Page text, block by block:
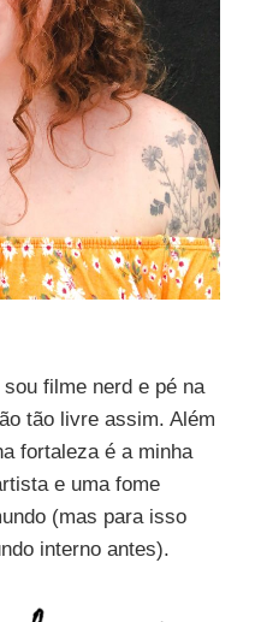
filme nerd e pé na
tão livre assim. Além
fortaleza é a minha
e uma fome
(mas para isso
interno antes).